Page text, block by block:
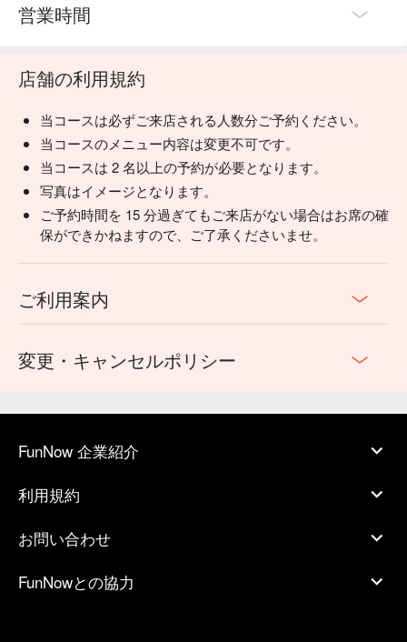
営業時間
店舗の利用規約
当コースは必ずご来店される人数分ご予約ください。
当コースのメニュー内容は変更不可です。
当コースは 2 名以上の予約が必要となります。
写真はイメージとなります。
ご予約時間を 15 分過ぎてもご来店がない場合はお席の確
保ができかねますので、ご了承くださいませ。
ご利用案内
変更・キャンセルポリシー
FunNow 企業紹介
利用規約
お問い合わせ
FunNowとの協力